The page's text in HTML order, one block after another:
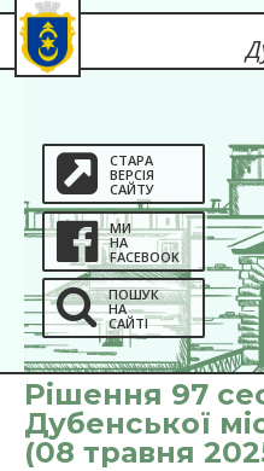
СТАРА
ВЕРСІЯ
САЙТУ
МИ
НА
FACEBOOK
ПОШУК
НА
САЙТІ
Рішення 97
Дубенської
(08 травня